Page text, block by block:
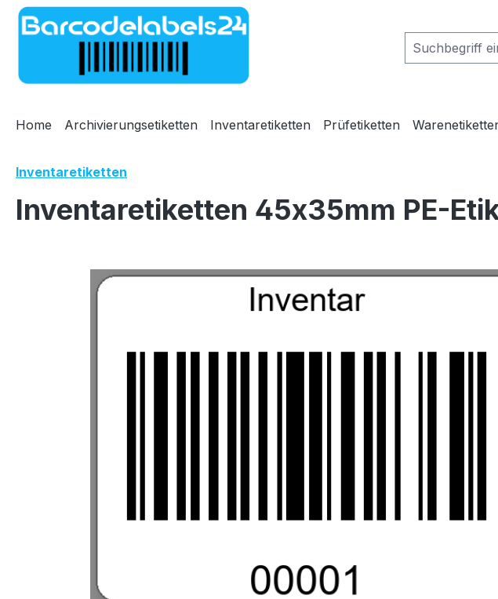
Hauptinhalt springen
Zur Suche springen
Zur Hauptnavigation springen
Home Archivierungsetiketten Inventaretiketten Prüfetiketten
Inventaretiketten
Inventaretiketten 45x35mm PE-
Bildergalerie überspringen